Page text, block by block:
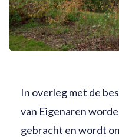
In overleg met de
van Eigenaren
gebracht en wordt